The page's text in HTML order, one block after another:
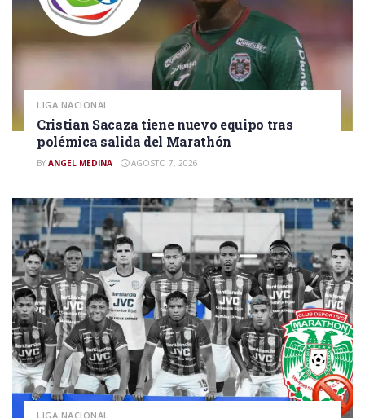
LIGA NACIONAL
Cristian Sacaza tiene nuevo equipo tras
polémica salida del Marathón
BY ANGEL MEDINA AGOSTO 7, 2026
LIGA NACIONAL